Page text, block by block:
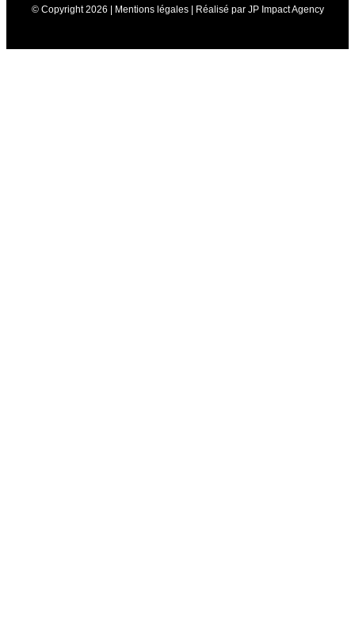
© Copyright 2026 | Mentions légales| Réalisé par JP Impact Agency